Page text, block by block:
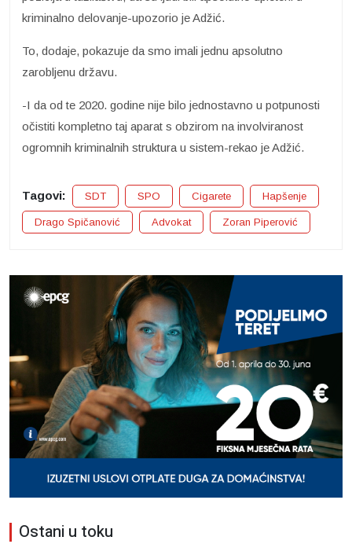
kriminalno delovanje-upozorio je Adžić.
To, dodaje, pokazuje da smo imali jednu apsolutno
zarobljenu državu.
-I da od te 2020. godine nije bilo jednostavno u potpunosti
očistiti kompletno taj aparat s obzirom na involviranost
ogromnih kriminalnih struktura u sistem-rekao je Adžić.
Tagovi: SDT SPO Cigarete Hapšenje
Drago Spičanović Advokat Zoran Piperović
Ostani u toku